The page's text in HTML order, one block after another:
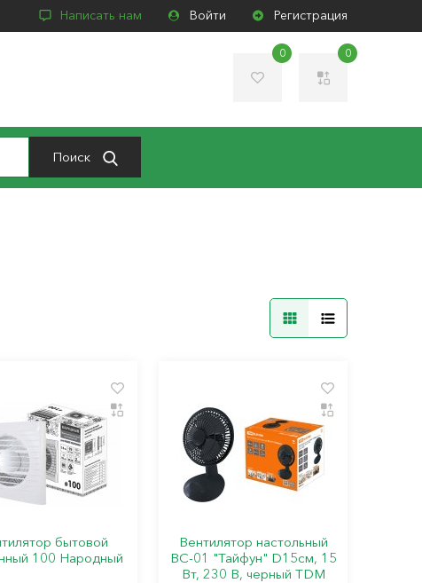
Написать нам Войти Регистрация
0 0
Поиск
бытовой
100 Народный
Вентилятор настольный
ВС-01 "Тайфун" D15см, 15
Вт, 230 В, черный TDM